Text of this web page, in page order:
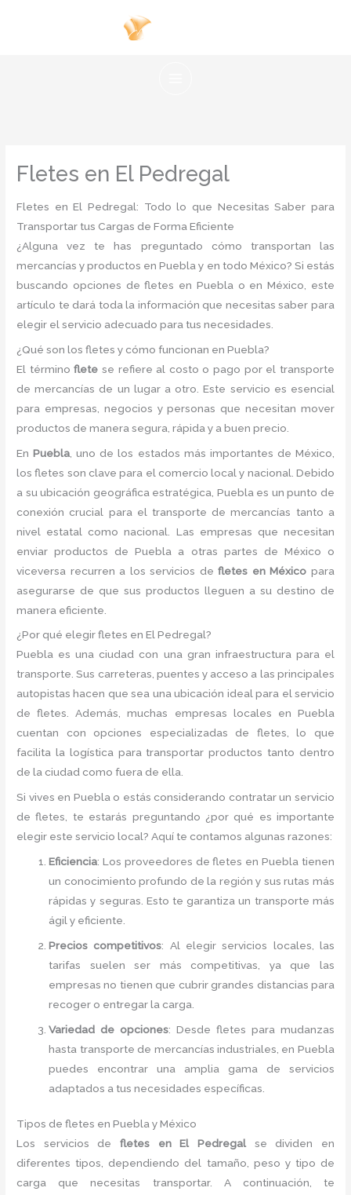
Fletes en El Pedregal
Fletes en El Pedregal: Todo lo que Necesitas Saber para
Transportar tus Cargas de Forma Eficiente
¿Alguna vez te has preguntado cómo transportan las
mercancías y productos en Puebla y en todo México? Si estás
buscando opciones de fletes en Puebla o en México, este
artículo te dará toda la información que necesitas saber para
elegir el servicio adecuado para tus necesidades.
¿Qué son los fletes y cómo funcionan en Puebla?
El términoflete se refiere al costo o pago por el transporte
de mercancías de un lugar a otro. Este servicio es esencial
para empresas, negocios y personas que necesitan mover
productos de manera segura, rápida y a buen precio.
EnPuebla , uno de los estados más importantes de México,
los fletes son clave para el comercio local y nacional. Debido
a su ubicación geográfica estratégica, Puebla es un punto de
conexión crucial para el transporte de mercancías tanto a
nivel estatal como nacional. Las empresas que necesitan
enviar productos de Puebla a otras partes de México o
viceversa recurren a los servicios defletes en México para
asegurarse de que sus productos lleguen a su destino de
manera eficiente.
¿Por qué elegir fletes en El Pedregal?
Puebla es una ciudad con una gran infraestructura para el
transporte. Sus carreteras, puentes y acceso a las principales
autopistas hacen que sea una ubicación ideal para el servicio
de fletes. Además, muchas empresas locales en Puebla
cuentan con opciones especializadas de fletes, lo que
facilita la logística para transportar productos tanto dentro
de la ciudad como fuera de ella.
Si vives en Puebla o estás considerando contratar un servicio
de fletes, te estarás preguntando ¿por qué es importante
elegir este servicio local? Aquí te contamos algunas razones:
Eficiencia: Los proveedores de fletes en Puebla tienen
un conocimiento profundo de la región y sus rutas más
rápidas y seguras. Esto te garantiza un transporte más
ágil y eficiente.
Precios competitivos: Al elegir servicios locales, las
tarifas suelen ser más competitivas, ya que las
empresas no tienen que cubrir grandes distancias para
recoger o entregar la carga.
Variedad de opciones: Desde fletes para mudanzas
hasta transporte de mercancías industriales, en Puebla
puedes encontrar una amplia gama de servicios
adaptados a tus necesidades específicas.
Tipos de fletes en Puebla y México
Los servicios defletes en El Pedregalse dividen en
diferentes tipos, dependiendo del tamaño, peso y tipo de
carga que necesitas transportar. A continuación, te